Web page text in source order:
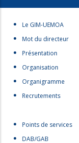
MenuLe GIM-UEMOA
Mot du directeur
Présentation
Organisation
Organigramme
Recrutements
MenuPoints de services
DAB/GAB